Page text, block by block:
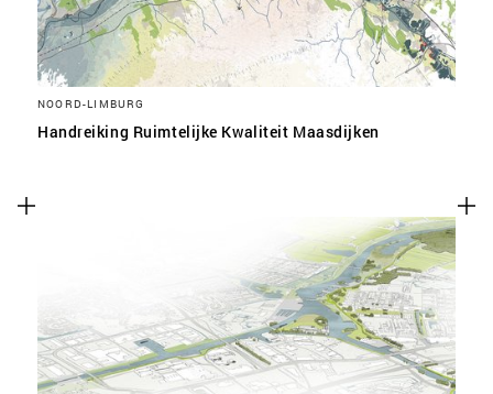
NOORD-LIMBURG
Handreiking Ruimtelijke Kwaliteit Maasdijken